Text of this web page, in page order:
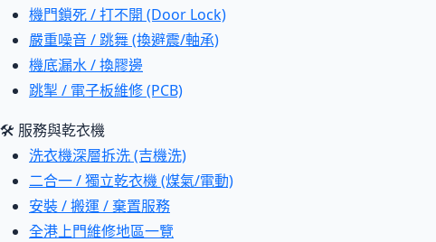
機門鎖死 / 打不開 (Door Lock)
嚴重噪音 / 跳舞 (換避震/軸承)
機底漏水 / 換膠邊
跳掣 / 電子板維修 (PCB)
🛠 服務與乾衣機
洗衣機深層拆洗 (吉機洗)
二合一 / 獨立乾衣機 (煤氣/電動)
安裝 / 搬運 / 棄置服務
全港上門維修地區一覽